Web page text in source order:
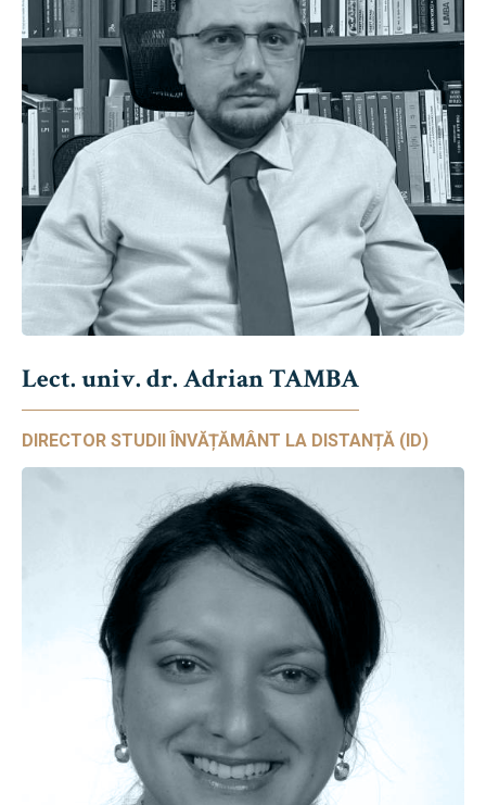
Lect. univ. dr. Adrian TAMBA
DIRECTOR STUDII ÎNVĂȚĂMÂNT LA DISTANȚĂ (ID)